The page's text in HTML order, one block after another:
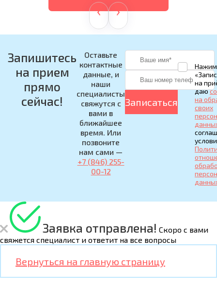
‹ ›
Запишитесь
на прием
прямо
сейчас!
Оставьте
контактные
данные, и
наши
специалисты
свяжутся с
вами в
ближайшее
время. Или
позвоните
нам сами —
+7 (846) 255-
00-12
Записаться
на
даю
на
своих
Заявка отправлена! Скоро с вами
свяжется специалист и ответит на все вопросы
Вернуться на главную страницу